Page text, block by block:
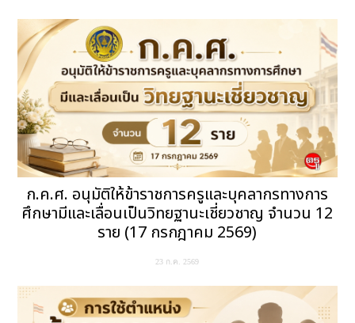
ก.ค.ศ. อนุมัติให้ข้าราชการครูและบุคลากรทางการ
ศึกษามีและเลื่อนเป็นวิทยฐานะเชี่ยวชาญ จำนวน 12
ราย (17 กรกฎาคม 2569)
23 ก.ค. 2569